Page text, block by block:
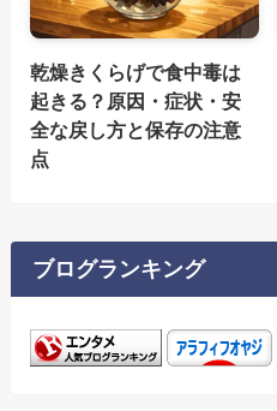
乾燥きくらげで食中毒は
起きる？原因・症状・安
全な戻し方と保存の注意
点
ブログランキング